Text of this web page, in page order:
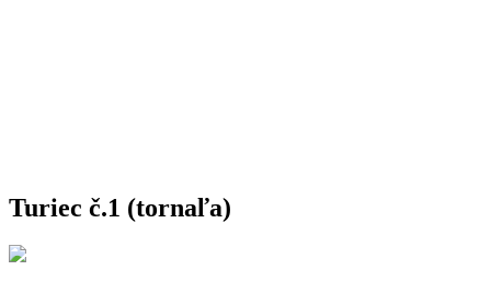
Turiec č.1 (tornaľa)